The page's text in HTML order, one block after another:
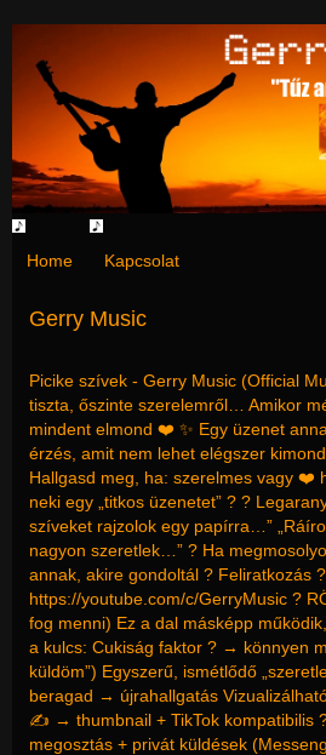
Home Kapcsolat
Gerry Music
Picike szívek - Gerry Music (Official
tiszta, őszinte szerelemről… Amikor
mindent elmond ❤️ ✨ Egy üzenet
érzés, amit nem lehet elégszer
Hallgasd meg, ha: szerelmes vagy ❤️
neki egy „titkos üzenetet” ? ?
szíveket rajzolok egy papírra…”
nagyon szeretlek…” ? Ha
annak, akire gondoltál ? Feliratkozás ?
https://youtube.com/c/GerryMusic ?
fog menni) Ez a dal másképp
a kulcs: Cukiság faktor ? → könnyen
küldöm”) Egyszerű, ismétlődő
beragad → újrahallgatás
✍️ → thumbnail + TikTok kompatibilis
megosztás + privát küldések